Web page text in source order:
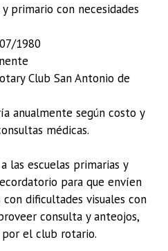
primario con necesidades
1980
Club San Antonio de
anualmente según costo y
médicas.
las escuelas primarias y
para que envíen
con dificultades visuales con
consulta y anteojos,
el club rotario.